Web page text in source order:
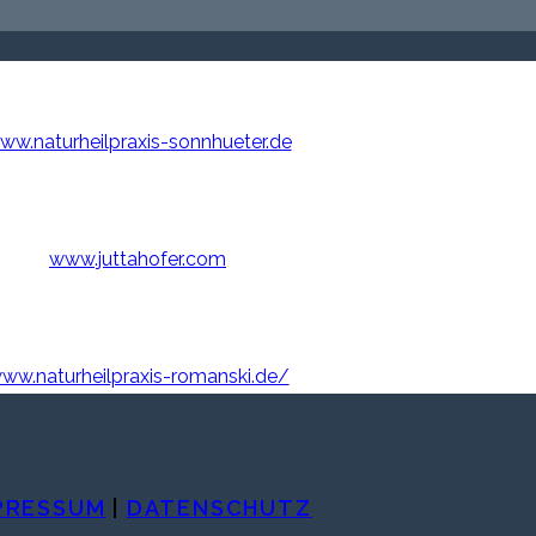
sonnhueter.de
www.juttahofer.com
romanski.de/
DATENSCHUTZ